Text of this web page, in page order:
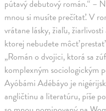
pútavý debutový román.“ –
mnou si musíte prečítať. V
vrátane lásky, žiaľu,
ktorej nebudete môcť
„Román o dvojici, ktorá sa
komplexným sociologickým
Ayóbámi Adébáyo je
angličtinu a literatúru, píše